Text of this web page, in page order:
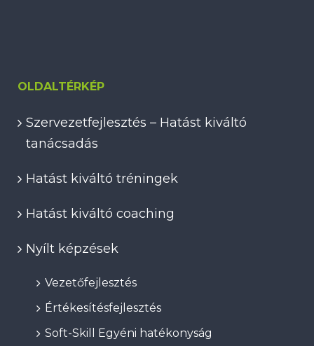
OLDALTÉRKÉP
Szervezetfejlesztés – Hatást kiváltó
tanácsadás
Hatást kiváltó tréningek
Hatást kiváltó coaching
Nyílt képzések
Vezetőfejlesztés
Értékesítésfejlesztés
Soft-Skill Egyéni hatékonyság